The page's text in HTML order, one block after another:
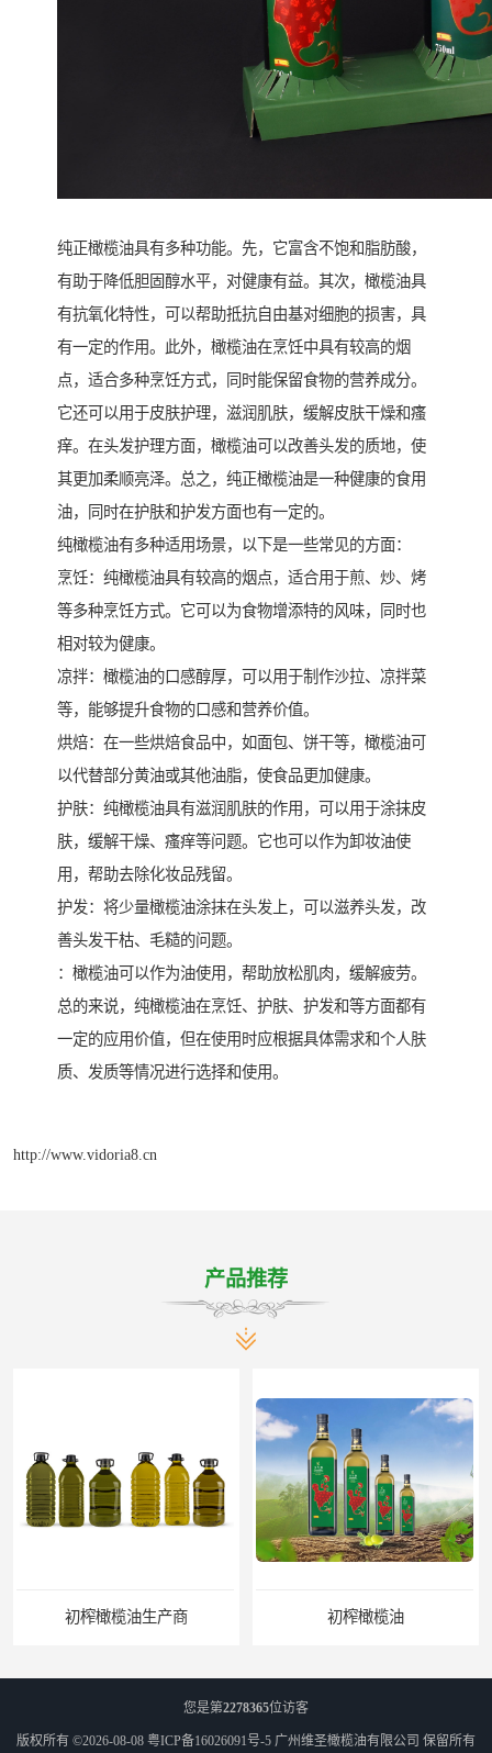
纯正橄榄油具有多种功能。先，它富含不饱和脂肪酸，
有助于降低胆固醇水平，对健康有益。其次，橄榄油具
有抗氧化特性，可以帮助抵抗自由基对细胞的损害，具
有一定的作用。此外，橄榄油在烹饪中具有较高的烟
点，适合多种烹饪方式，同时能保留食物的营养成分。
它还可以用于皮肤护理，滋润肌肤，缓解皮肤干燥和瘙
痒。在头发护理方面，橄榄油可以改善头发的质地，使
其更加柔顺亮泽。总之，纯正橄榄油是一种健康的食用
油，同时在护肤和护发方面也有一定的。
纯橄榄油有多种适用场景，以下是一些常见的方面：
烹饪：纯橄榄油具有较高的烟点，适合用于煎、炒、烤
等多种烹饪方式。它可以为食物增添特的风味，同时也
相对较为健康。
凉拌：橄榄油的口感醇厚，可以用于制作沙拉、凉拌菜
等，能够提升食物的口感和营养价值。
烘焙：在一些烘焙食品中，如面包、饼干等，橄榄油可
以代替部分黄油或其他油脂，使食品更加健康。
护肤：纯橄榄油具有滋润肌肤的作用，可以用于涂抹皮
肤，缓解干燥、瘙痒等问题。它也可以作为卸妆油使
用，帮助去除化妆品残留。
护发：将少量橄榄油涂抹在头发上，可以滋养头发，改
善头发干枯、毛糙的问题。
：橄榄油可以作为油使用，帮助放松肌肉，缓解疲劳。
总的来说，纯橄榄油在烹饪、护肤、护发和等方面都有
一定的应用价值，但在使用时应根据具体需求和个人肤
质、发质等情况进行选择和使用。
http://www.vidoria8.cn
产品推荐
初榨橄榄油 橄榄油生产厂家
您是第2278365位访客
版权所有 ©2026-08-08 粤ICP备16026091号-5 广州维圣橄榄油有限公司 保留所有